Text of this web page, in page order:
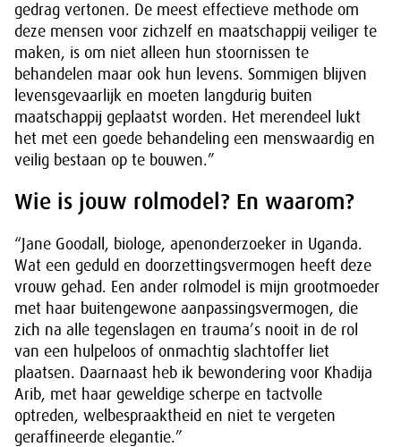
gedrag vertonen. De meest effectieve methode om
deze mensen voor zichzelf en maatschappij veiliger te
maken, is om niet alleen hun stoornissen te
behandelen maar ook hun levens. Sommigen blijven
levensgevaarlijk en moeten langdurig buiten
maatschappij geplaatst worden. Het merendeel lukt
het met een goede behandeling een menswaardig en
veilig bestaan op te bouwen.”
Wie is jouw rolmodel? En waarom?
“Jane Goodall, biologe, apenonderzoeker in Uganda.
Wat een geduld en doorzettingsvermogen heeft deze
vrouw gehad. Een ander rolmodel is mijn grootmoeder
met haar buitengewone aanpassingsvermogen, die
zich na alle tegenslagen en trauma’s nooit in de rol
van een hulpeloos of onmachtig slachtoffer liet
plaatsen. Daarnaast heb ik bewondering voor Khadija
Arib, met haar geweldige scherpe en tactvolle
optreden, welbespraaktheid en niet te vergeten
geraffineerde elegantie.”